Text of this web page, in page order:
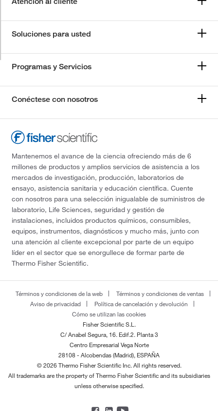
Soluciones para usted
Programas y Servicios
Conéctese con nosotros
Mantenemos el avance de la ciencia ofreciendo más de 6
millones de productos y amplios servicios de asistencia a los
mercados de investigación, producción, laboratorios de
ensayo, asistencia sanitaria y educación científica. Cuente
con nosotros para una selección inigualable de suministros de
laboratorio, Life Sciences, seguridad y gestión de
instalaciones, incluidos productos químicos, consumibles,
equipos, instrumentos, diagnósticos y mucho más, junto con
una atención al cliente excepcional por parte de un equipo
líder en el sector que se enorgullece de formar parte de
Thermo Fisher Scientific.
Términos y condiciones de la web
Términos y condiciones de ventas
Aviso de privacidad
Política de cancelación y devolución
Cómo se utilizan las cookies
Fisher Scientific S.L.
C/ Anabel Segura, 16. Edif.2. Planta 3
Centro Empresarial Vega Norte
28108 - Alcobendas (Madrid), ESPAÑA
© 2026 Thermo Fisher Scientific Inc. All rights reserved.
All trademarks are the property of Thermo Fisher Scientific and its subsidiaries
unless otherwise specified.